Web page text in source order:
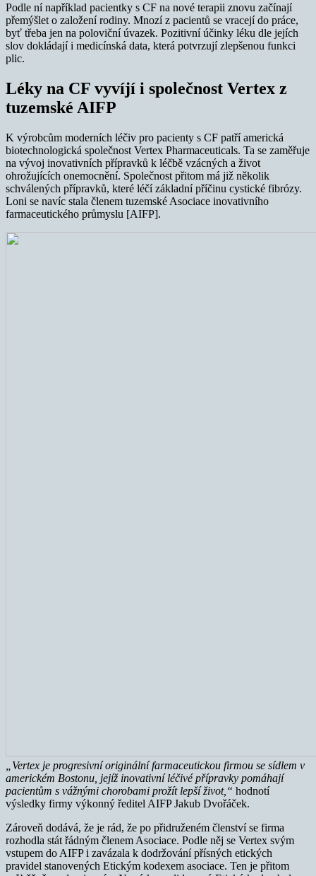
Podle ní například pacientky s CF na nové terapii znovu začínají
přemýšlet o založení rodiny. Mnozí z pacientů se vracejí do práce,
byť třeba jen na poloviční úvazek. Pozitivní účinky léku dle jejích
slov dokládají i medicínská data, která potvrzují zlepšenou funkci
plic.
Léky na CF vyvíjí i společnost Vertex z
tuzemské AIFP
K výrobcům moderních léčiv pro pacienty s CF patří americká
biotechnologická společnost Vertex Pharmaceuticals. Ta se zaměřuje
na vývoj inovativních přípravků k léčbě vzácných a život
ohrožujících onemocnění. Společnost přitom má již několik
schválených přípravků, které léčí základní příčinu cystické fibrózy.
Loni se navíc stala členem tuzemské Asociace inovativního
farmaceutického průmyslu [AIFP].
„Vertex je progresivní originální farmaceutickou firmou se sídlem v
americkém Bostonu, jejíž inovativní léčivé přípravky pomáhají
pacientům s vážnými chorobami prožít lepší život,“ hodnotí
výsledky firmy výkonný ředitel AIFP Jakub Dvořáček.
Zároveň dodává, že je rád, že po přidruženém členství se firma
rozhodla stát řádným členem Asociace. Podle něj se Vertex svým
vstupem do AIFP i zavázala k dodržování přísných etických
pravidel stanovených Etickým kodexem asociace. Ten je přitom